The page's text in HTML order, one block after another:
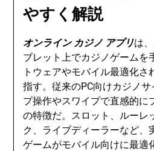
やすく解説
オンライン カジノ アプリは
ブレット上でカジノゲームを
トウェアやモバイル最適化さ
指す。従来のPC向けカジノ
プ操作やスワイプで直感的に
の特徴だ。スロット、ルーレ
ク、ライブディーラーなど、
ゲームがモバイル向けに最適